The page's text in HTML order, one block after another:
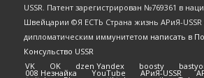
USSR. Патент зарегистрирован №769361 в
Швейцарии ©Я ЕСТЬ Страна жизнь АРиЯ-
дипломатическим иммунитетом написать в
Консульство USSR
VK
OK dzen Yandex boosty
008 Незнайка YouTube АРиЯ-USSR